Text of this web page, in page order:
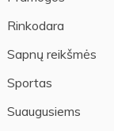
Rinkodara
Sapnų reikšmės
Sportas
Suaugusiems